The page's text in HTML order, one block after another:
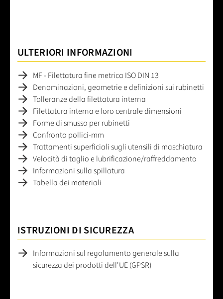
ULTERIORI INFORMAZIONI
MF - Filettatura fine metrica ISO DIN 13
Denominazioni, geometrie e definizioni sui rubinetti
Tolleranze della filettatura interna
Filettatura interna e foro centrale dimensioni
Forme di smusso per rubinetti
Confronto pollici-mm
Trattamenti superficiali sugli utensili di maschiatura
Velocità di taglio e lubrificazione/raffreddamento
Informazioni sulla spillatura
Tabella dei materiali
ISTRUZIONI DI SICUREZZA
Informazioni sul regolamento generale sulla
sicurezza dei prodotti dell'UE (GPSR)